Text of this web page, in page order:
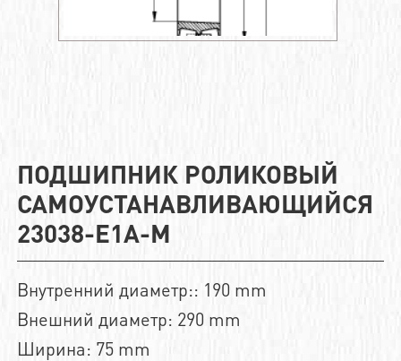
ПОДШИПНИК РОЛИКОВЫЙ
САМОУСТАНАВЛИВАЮЩИЙСЯ
23038-E1A-M
Внутренний диаметр:: 190 mm
Внешний диаметр: 290 mm
Ширина: 75 mm